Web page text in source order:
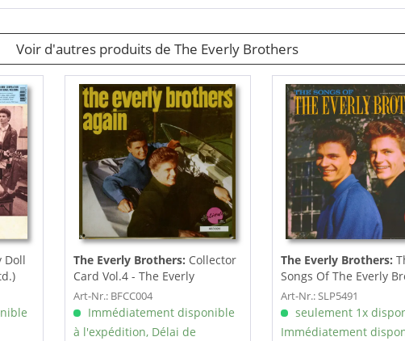
Voir d'autres produits de The Everly Brothers
Doll
The Everly Brothers: Collector
Card Vol.4 - The Everly
Brothers Again
Art-Nr.: BFCC004
Immédiatement disponible
à l'expédition, Délai de
The Everly Brothers:
Songs Of The Everly
(2-LP)
Art-Nr.: SLP5491
seulement 1x
Immédiatement